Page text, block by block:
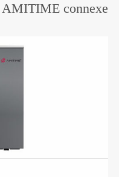
AMITIME connexe